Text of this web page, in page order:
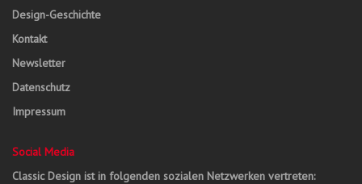
Design-Geschichte
Kontakt
Newsletter
Datenschutz
Impressum
Social Media
Classic Design ist in folgenden sozialen Netzwerken vertreten: